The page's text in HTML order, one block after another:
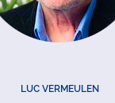
LUC VERMEULEN